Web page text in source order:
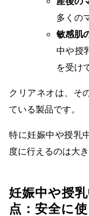
多くの
敏感肌
中や授
を受け
クリアネオは、そ
ている製品です。
特に妊娠中や授乳
度に行えるのは大
妊娠中や授
点：安全に